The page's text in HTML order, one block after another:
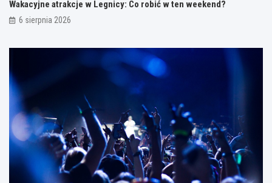
Wakacyjne atrakcje w Legnicy: Co robić w ten weekend?
6 sierpnia 2026